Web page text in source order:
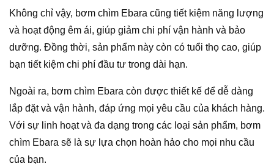
Không chỉ vậy, bơm chìm Ebara cũng tiết kiệm năng lượng
và hoạt động êm ái, giúp giảm chi phí vận hành và bảo
dưỡng. Đồng thời, sản phẩm này còn có tuổi thọ cao, giúp
bạn tiết kiệm chi phí đầu tư trong dài hạn.
Ngoài ra, bơm chìm Ebara còn được thiết kế để dễ dàng
lắp đặt và vận hành, đáp ứng mọi yêu cầu của khách hàng.
Với sự linh hoạt và đa dạng trong các loại sản phẩm, bơm
chìm Ebara sẽ là sự lựa chọn hoàn hảo cho mọi nhu cầu
của bạn.